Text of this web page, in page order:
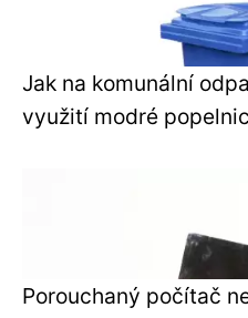
Jak na komunální
využití modré
Porouchaný počítač